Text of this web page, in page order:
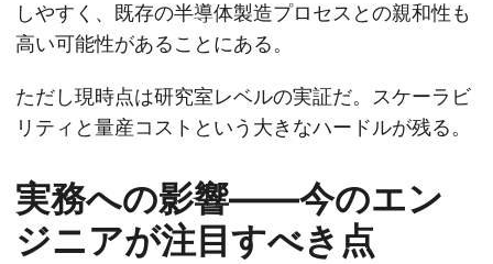
しやすく、既存の半導体製造プロセスとの親和性も
高い可能性があることにある。
ただし現時点は研究室レベルの実証だ。スケーラビ
リティと量産コストという大きなハードルが残る。
実務への影響——今のエン
ジニアが注目すべき点